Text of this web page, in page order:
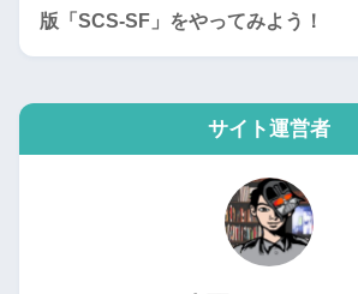
版「SCS-SF」をやってみよう！
サイト運営者